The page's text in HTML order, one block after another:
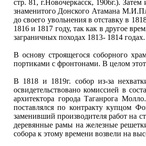
стр. 81, г.Новочеркасск, 1906г.).
знаменитого Донского Атамана
до своего увольнения в отставку в
1816 и 1817 году, так как в другое
заграничных походах 1813- 1814 годах.
В основу строящегося соборного
портиками с фронтонами. В целом
В 1818 и 1819г. собор из-за
освидетельствовано комиссией в
архитектора города Таганрога
поставлялся по контракту купцом
заменивший производителя работ на
деревянные рамы на железные
собора к этому времени возвели на